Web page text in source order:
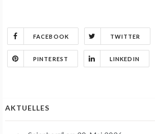
FACEBOOK TWITTER
PINTEREST LINKEDIN
AKTUELLES